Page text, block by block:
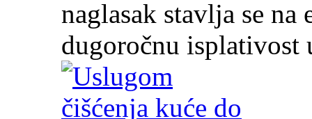
naglasak stavlja se
dugoročnu